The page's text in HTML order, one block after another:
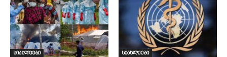
სიახლეები სიახლეები